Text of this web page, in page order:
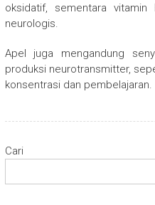
oksidatif, sementara
neurologis.
Apel juga mengandung
produksi neurotransmitter,
konsentrasi dan pembelajaran.
Cari